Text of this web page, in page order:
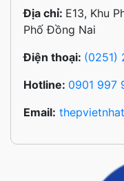
Địa chỉ: E13, Khu
Phố Đồng Nai
Điện thoại: (0251)
Hotline: 0901 997
Email: